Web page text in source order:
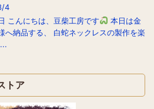
4
こんにちは、豆柴工房です
本日は金
へ納品する、 白蛇ネックレスの製作を楽
トア